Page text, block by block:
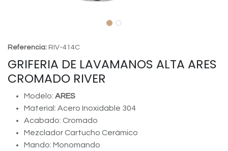
Referencia: RIV-414C
GRIFERIA DE LAVAMANOS ALTA ARES
CROMADO RIVER
Modelo: ARES
Material: Acero Inoxidable 304
Acabado: Cromado
Mezclador Cartucho Cerámico
Mando: Monomando